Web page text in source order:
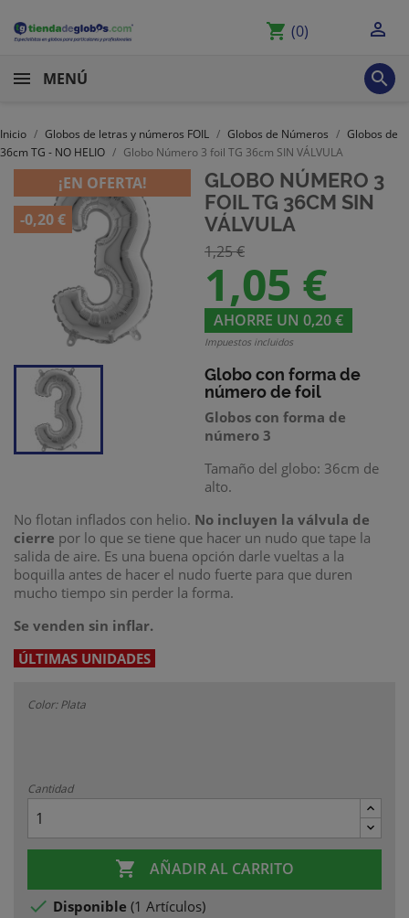
shopping_cart (0) 
MENÚ 
Inicio Globos de letras y números FOIL Globos de Números
Globos de
36cm TG - NO HELIO
Globo Número 3 foil TG 36cm SIN VÁLVULA
¡EN OFERTA!
-0,20 €
GLOBO NÚMERO 3
FOIL TG 36CM SIN
VÁLVULA
1,25 €
1,05 €
AHORRE UN 0,20 €
Impuestos incluidos
Globo con forma de
número de foil
Globos con forma de
número 3
Tamaño del globo: 36cm de
alto.
No flotan inflados con helio. No incluyen la válvula de
cierre por lo que se tiene que hacer un nudo que tape la
salida de aire. Es una buena opción darle vueltas a la
boquilla antes de hacer el nudo fuerte para que duren
mucho tiempo sin perder la forma.
Se venden sin inflar.
ÚLTIMAS UNIDADES
Color: Plata
Cantidad
 AÑADIR AL CARRITO
 Disponible (1 Artículos)